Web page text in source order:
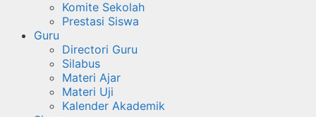
Komite Sekolah
Prestasi Siswa
Guru
Directori Guru
Silabus
Materi Ajar
Materi Uji
Kalender Akademik